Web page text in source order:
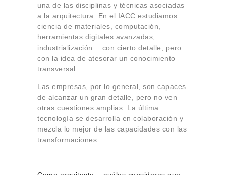
una de las disciplinas y técnicas asociadas
a la arquitectura. En el IACC estudiamos
ciencia de materiales, computación,
herramientas digitales avanzadas,
industrialización… con cierto detalle, pero
con la idea de atesorar un conocimiento
transversal.
Las empresas, por lo general, son capaces
de alcanzar un gran detalle, pero no ven
otras cuestiones amplias. La última
tecnología se desarrolla en colaboración y
mezcla lo mejor de las capacidades con las
transformaciones.